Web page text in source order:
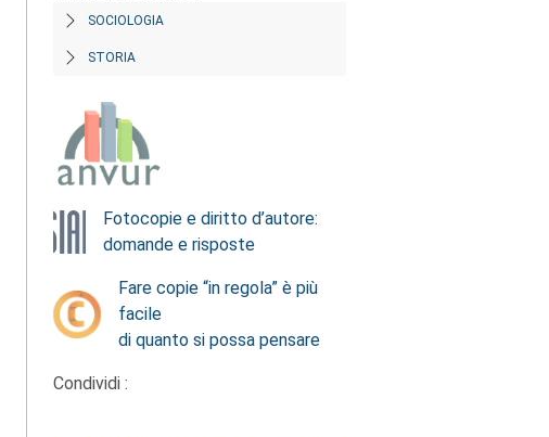
SOCIOLOGIA
STORIA
Fotocopie e diritto d’autore:
domande e risposte
Fare copie “in regola” è più
facile
di quanto si possa pensare
Condividi :